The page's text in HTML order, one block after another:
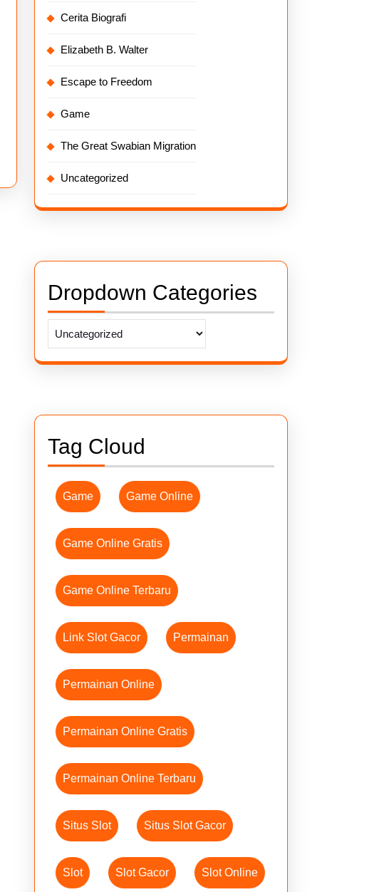
Cerita Biografi
Elizabeth B. Walter
Escape to Freedom
Game
The Great Swabian Migration
Uncategorized
Dropdown Categories
Tag Cloud
Game Game Online
Game Online Gratis
Game Online Terbaru
Link Slot Gacor Permainan
Permainan Online
Permainan Online Gratis
Permainan Online Terbaru
Situs Slot Situs Slot Gacor
Slot Slot Gacor Slot Online